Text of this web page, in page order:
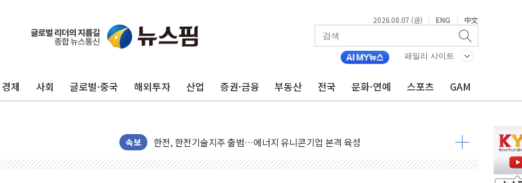
2026.08.07 (금) | ENG | 中文
패밀리 사이트
경제 사회 글로벌·중국 해외투자 산업 증권·금융 부동산 전국 문화·연예 스포츠 GAM
속보
서울 노원 40.2도…8년 만에 서울서 40도 넘어
SK하이닉스, 용인·청주에 54조 투자…D램·낸드 동시 증설
[중국증시 마감] CPO∙PCB∙CRO가 이끈 '기술주 상승장'